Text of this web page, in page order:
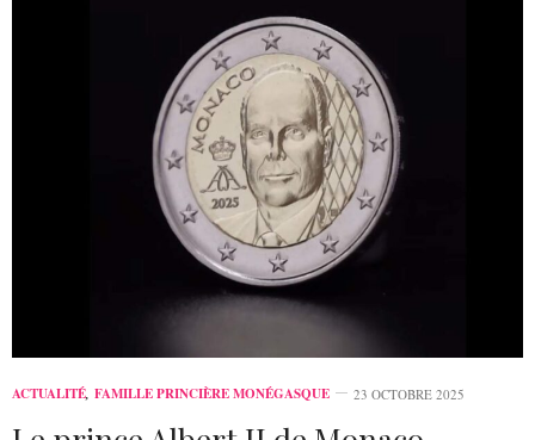
ACTUALITÉ, FAMILLE PRINCIÈRE MONÉGASQUE 23 OCTOBRE 2025